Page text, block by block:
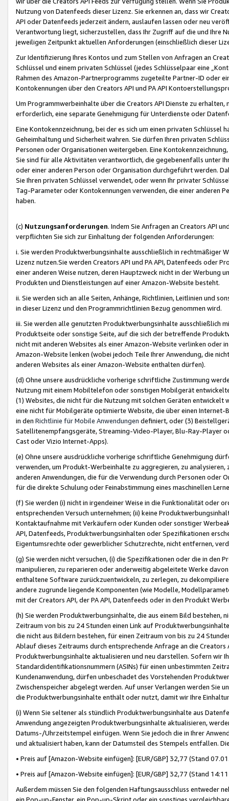
Nutzung von Datenfeeds dieser Lizenz. Sie erkennen an, dass wir
API oder Datenfeeds jederzeit ändern, auslaufen lassen oder neu
Verantwortung liegt, sicherzustellen, dass Ihr Zugriff auf die und Ihre
jeweiligen Zeitpunkt aktuellen Anforderungen (einschließlich dieser
Zur Identifizierung Ihres Kontos und zum Stellen von Anfragen an
Schlüssel und einem privaten Schlüssel (jedes Schlüsselpaar eine
Rahmen des Amazon-Partnerprogramms zugeteilte Partner-ID oder
Kontokennungen über den Creators API und PA API
Um Programmwerbeinhalte über die Creators API Dienste zu
erforderlich, eine separate Genehmigung für Unterdienste oder
Eine Kontokennzeichnung, bei der es sich um einen privaten
Geheimhaltung und Sicherheit wahren. Sie dürfen Ihren privaten
Personen oder Organisationen weitergeben. Eine
Sie sind für alle Aktivitäten verantwortlich, die gegebenenfalls unter
oder einer anderen Person oder Organisation durchgeführt werden.
Sie Ihren privaten Schlüssel verwendet, oder wenn Ihr privater
Tag-Parameter oder Kontokennungen verwenden, die einer anderen
haben.
(c) Nutzungsanforderungen. Indem Sie Anfragen an Creators API
verpflichten Sie sich zur Einhaltung der folgenden Anforderungen:
i. Sie werden Produktwerbungsinhalte ausschließlich in rechtmäßiger
Lizenz nutzen.Sie werden Creators API und PA API, Datenfeeds oder
einer anderen Weise nutzen, deren Hauptzweck nicht in der Werbung
Produkten und Dienstleistungen auf einer Amazon-Website besteht.
ii. Sie werden sich an alle Seiten, Anhänge, Richtlinien, Leitlinien und
in dieser Lizenz und den Programmrichtlinien Bezug genommen wird.
iii. Sie werden alle genutzten Produktwerbungsinhalte ausschließlich
Produktseite oder sonstige Seite, auf die sich der betreffende
nicht mit anderen Websites als einer Amazon-Website verlinken oder
Amazon-Website lenken (wobei jedoch Teile Ihrer Anwendung, die
anderen Websites als einer Amazon-Website enthalten dürfen).
(d) Ohne unsere ausdrückliche vorherige schriftliche Zustimmung
Nutzung mit einem Mobiltelefon oder sonstigen Mobilgerät
(1) Websites, die nicht für die Nutzung mit solchen Geräten
eine nicht für Mobilgeräte optimierte Website, die über einen
in den Richtlinie für Mobile Anwendungen definiert, oder (3)
Satellitenempfangsgeräte, Streaming-Video-Player, Blu-Ray-Player
Cast oder Vizio Internet-Apps).
(e) Ohne unsere ausdrückliche vorherige schriftliche Genehmigung
verwenden, um Produkt-Werbeinhalte zu aggregieren, zu
anderen Anwendungen, die für die Verwendung durch Personen
für die direkte Schulung oder Feinabstimmung eines maschinellen
(f) Sie werden (i) nicht in irgendeiner Weise in die Funktionalität oder
entsprechenden Versuch unternehmen; (ii) keine
Kontaktaufnahme mit Verkäufern oder Kunden oder sonstiger
API, Datenfeeds, Produktwerbungsinhalten oder Spezifikationen
Eigentumsrechte oder gewerblicher Schutzrechte, nicht entfernen,
(g) Sie werden nicht versuchen, (i) die Spezifikationen oder die in
manipulieren, zu reparieren oder anderweitig abgeleitete Werke
enthaltene Software zurückzuentwickeln, zu zerlegen, zu
andere zugrunde liegende Komponenten (wie Modelle,
mit der Creators API, der PA API, Datenfeeds oder in den Produkt
(h) Sie werden Produktwerbungsinhalte, die aus einem Bild bestehen,
Zeitraum von bis zu 24 Stunden einen Link auf
die nicht aus Bildern bestehen, für einen Zeitraum von bis zu 24
Ablauf dieses Zeitraums durch entsprechende Anfrage an die
Produktwerbungsinhalte aktualisieren und neu darstellen. Sofern wir
Standardidentifikationsnummern (ASINs) für einen unbestimmten
Kundenanwendung, dürfen unbeschadet des Vorstehenden
Zwischenspeicher abgelegt werden. Auf unser Verlangen werden Sie
die Produktwerbungsinhalte enthält oder nutzt, damit wir Ihre
(i) Wenn Sie seltener als stündlich Produktwerbungsinhalte aus
Anwendung angezeigten Produktwerbungsinhalte aktualisieren,
Datums-/Uhrzeitstempel einfügen. Wenn Sie jedoch die in Ihrer
und aktualisiert haben, kann der Datumsteil des Stempels entfallen.
• Preis auf [Amazon-Website einfügen]: [EUR/GBP] 32,77 (Stand
• Preis auf [Amazon-Website einfügen]: [EUR/GBP] 32,77 (Stand
Außerdem müssen Sie den folgenden Haftungsausschluss entweder
ein Pop-up-Fenster, ein Pop-up-Skript oder ein sonstiges